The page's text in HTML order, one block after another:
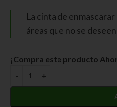
La cinta de
áreas que no se
¡Compra este producto